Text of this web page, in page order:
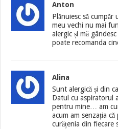
Anton
Plănuiesc să
meu vechi nu mai
alergic și mă
poate recomanda
Alina
Sunt alergică și din
Datul cu aspiratorul
pentru mine… am
acum am senzația
curățenia din fiecare